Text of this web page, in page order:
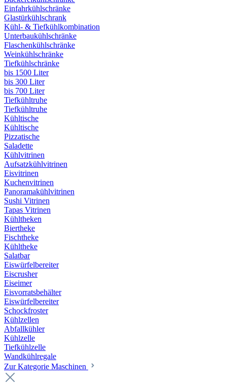
Einfahrkühlschränke
Glastürkühlschrank
Kühl- & Tiefkühlkombination
Unterbaukühlschränke
Flaschenkühlschränke
Weinkühlschränke
Tiefkühlschränke
bis 1500 Liter
bis 300 Liter
bis 700 Liter
Tiefkühltruhe
Tiefkühltruhe
Kühltische
Kühltische
Pizzatische
Saladette
Kühlvitrinen
Aufsatzkühlvitrinen
Eisvitrinen
Kuchenvitrinen
Panoramakühlvitrinen
Sushi Vitrinen
Tapas Vitrinen
Kühltheken
Biertheke
Fischtheke
Kühltheke
Salatbar
Eiswürfelbereiter
Eiscrusher
Eiseimer
Eisvorratsbehälter
Eiswürfelbereiter
Schockfroster
Kühlzellen
Abfallkühler
Kühlzelle
Tiefkühlzelle
Wandkühlregale
Zur Kategorie Maschinen